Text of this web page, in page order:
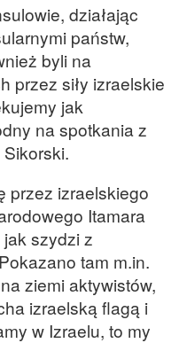
działając
państw,
byli na
przez siły izraelskie
jak
na spotkania z
Sikorski.
przez izraelskiego
Itamara
szydzi z
tam m.in.
ziemi aktywistów,
izraelską flagą i
w Izraelu, to my